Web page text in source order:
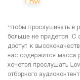
Чтобы прослушивать в
больше не придется. С
доступ к
нас содержится масса
хочется прослушать
отборного